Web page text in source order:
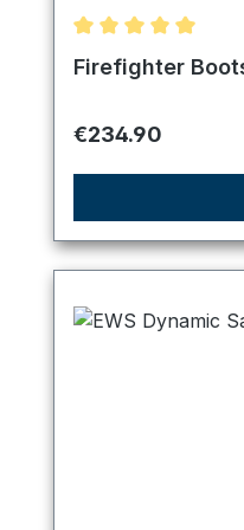
Average rating of
Firefighter
Regular price:
€234.90